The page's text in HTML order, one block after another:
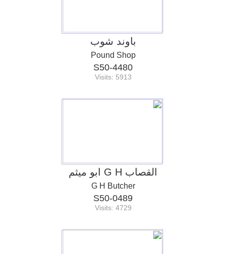
باوند شوب
Pound Shop
S50-4480
Visits: 5913
القصاب G H ابو ميثم
G H Butcher
S50-0489
Visits: 4729